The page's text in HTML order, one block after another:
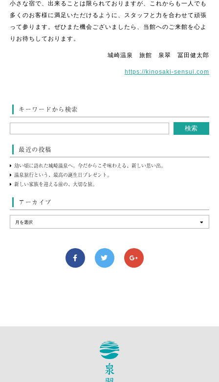
小さな宿で、出来ることは限られておりますが、これからも一人でも
多くのお客様に満足いただけるように、スタッフと力を合わせて頑張
って参ります。ぜひまた機会ございましたら、当館へのご来館を心よ
りお待ちしております。
城崎温泉 旅館 泉翠 冨田健太郎
https://kinosaki-sensui.com
キーワードから検索
最近の投稿
幼い頃に訪れた城崎温泉へ。今だからこそ味わえる、新しい思い出。
温泉旅行という、最高の誕生日プレゼント。
新しい家族を迎える前の、大切な旅。
アーカイブ